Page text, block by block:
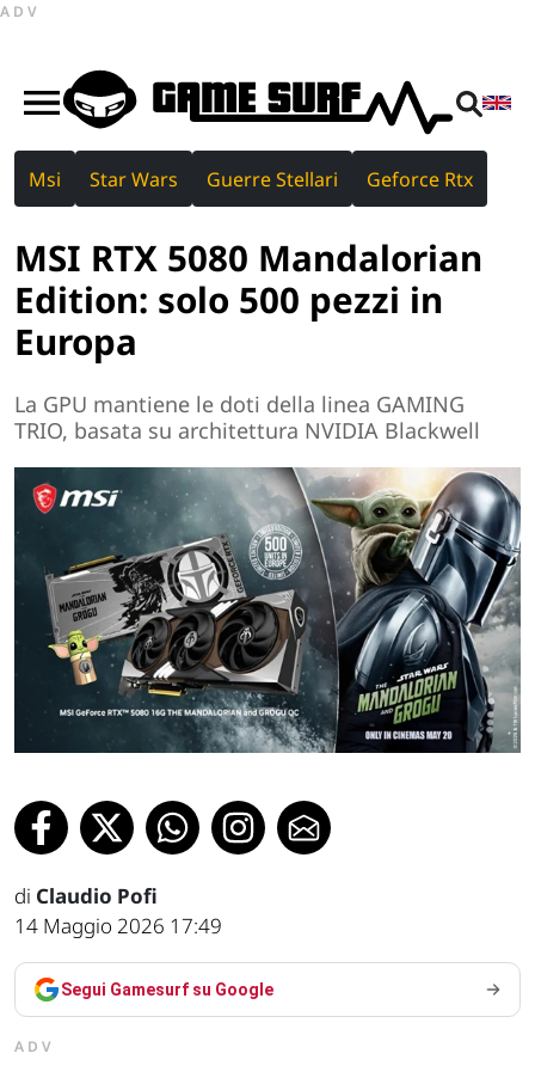
ADV
Msi Star Wars Guerre Stellari Geforce Rtx
MSI RTX 5080 Mandalorian
Edition: solo 500 pezzi in
Europa
La GPU mantiene le doti della linea GAMING
TRIO, basata su architettura NVIDIA Blackwell
di Claudio Pofi
14 Maggio 2026 17:49
Segui Gamesurf su Google
ADV